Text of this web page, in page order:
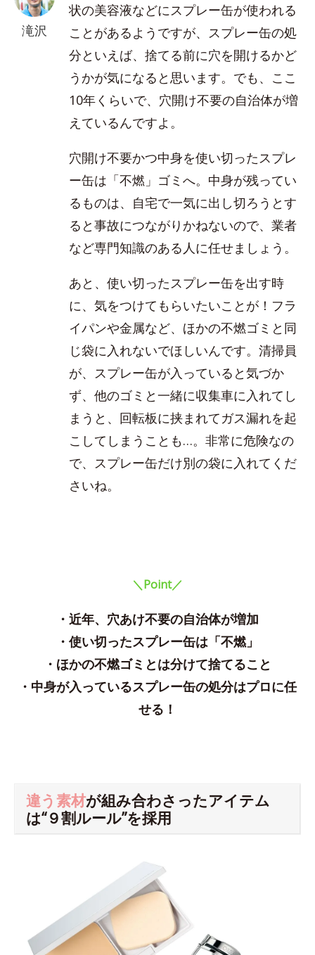
滝沢
状の美容液などにスプレー缶が使われる
ことがあるようですが、スプレー缶の処
分といえば、捨てる前に穴を開けるかど
うかが気になると思います。でも、ここ
10年くらいで、穴開け不要の自治体が増
えているんですよ。
穴開け不要かつ中身を使い切ったスプレ
ー缶は「不燃」ゴミへ。中身が残ってい
るものは、自宅で一気に出し切ろうとす
ると事故につながりかねないので、業者
など専門知識のある人に任せましょう。
あと、使い切ったスプレー缶を出す時
に、気をつけてもらいたいことが！フラ
イパンや金属など、ほかの不燃ゴミと同
じ袋に入れないでほしいんです。清掃員
が、スプレー缶が入っていると気づか
ず、他のゴミと一緒に収集車に入れてし
まうと、回転板に挟まれてガス漏れを起
こしてしまうことも…。非常に危険なの
で、スプレー缶だけ別の袋に入れてくだ
さいね。
＼Point／
・近年、穴あけ不要の自治体が増加
・使い切ったスプレー缶は「不燃」
・ほかの不燃ゴミとは分けて捨てること
・中身が入っているスプレー缶の処分はプロに任
せる！
違う素材が組み合わさったアイテム
は“９割ルール”を採用